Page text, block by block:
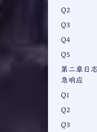
Q2
Q3
Q4
Q5
第二章日
急响应
Q1
Q2
Q3